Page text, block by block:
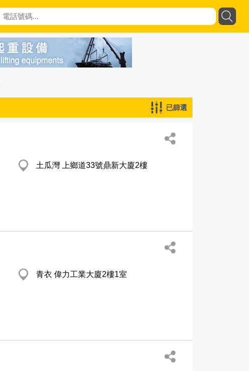
已篩選
土瓜灣 上鄉道33號鼎新大廈2樓
青衣 偉力工業大廈2樓1室